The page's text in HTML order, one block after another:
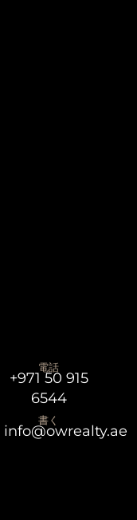
電話
+971 50 915
6544
書く
info@owrealty.ae